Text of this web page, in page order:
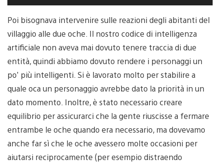
Poi bisognava intervenire sulle reazioni degli abitanti del
villaggio alle due oche. Il nostro codice di intelligenza
artificiale non aveva mai dovuto tenere traccia di due
entità, quindi abbiamo dovuto rendere i personaggi un
po’ più intelligenti. Si è lavorato molto per stabilire a
quale oca un personaggio avrebbe dato la priorità in un
dato momento. Inoltre, è stato necessario creare
equilibrio per assicurarci che la gente riuscisse a fermare
entrambe le oche quando era necessario, ma dovevamo
anche far sì che le oche avessero molte occasioni per
aiutarsi reciprocamente (per esempio distraendo